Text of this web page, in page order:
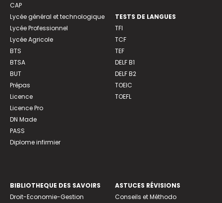
CAP
Lycée général et technologique
Lycée Professionnel
Lycée Agricole
BTS
BTSA
BUT
Prépas
Licence
Licence Pro
DN Made
PASS
Diplome infirmier
TESTS DE LANGUES
TFI
TCF
TEF
DELF B1
DELF B2
TOEIC
TOEFL
BIBLIOTHEQUE DES SAVOIRS
Droit-Economie-Gestion
ASTUCES RÉVISIONS
Conseils et Méthodo